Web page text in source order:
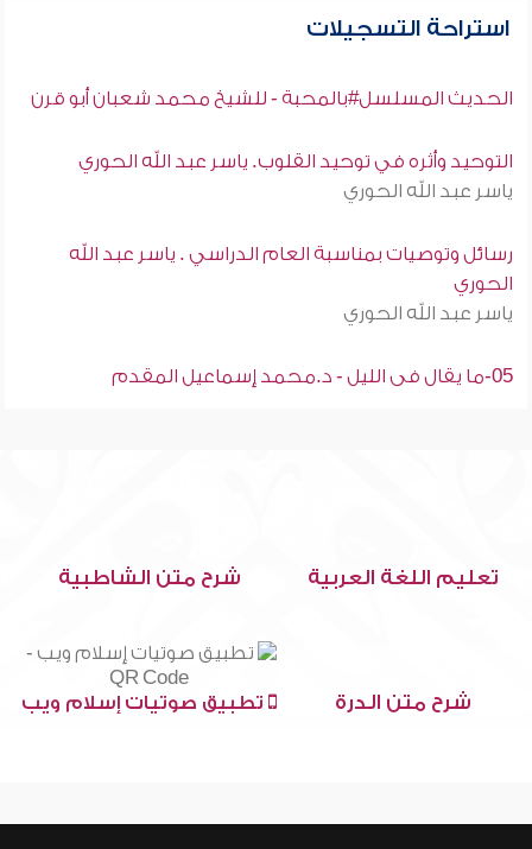
استراحة التسجيلات
الحديث المسلسل#بالمحبة - للشيخ محمد شعبان أبو قرن
التوحيد وأثره في توحيد القلوب. ياسر عبد الله الحوري
ياسر عبد الله الحوري
رسائل وتوصيات بمناسبة العام الدراسي . ياسر عبد الله
الحوري
ياسر عبد الله الحوري
05-ما يقال فى الليل - د.محمد إسماعيل المقدم
تعليم اللغة العربية شرح متن الشاطبية
شرح متن الدرة تطبيق صوتيات إسلام ويب